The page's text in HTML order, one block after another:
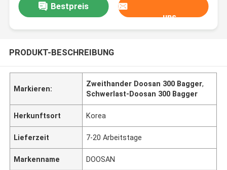
Bestpreis
uns
PRODUKT-BESCHREIBUNG
Markieren:
Zweithander Doosan 300 Bagger,
Schwerlast-Doosan 300 Bagger
Herkunftsort Korea
Lieferzeit 7-20 Arbeitstage
Markenname DOOSAN